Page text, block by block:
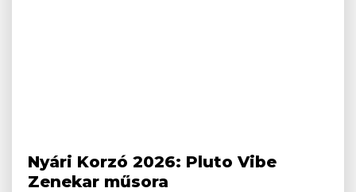
Nyári Korzó 2026: Pluto Vibe
Zenekar műsora